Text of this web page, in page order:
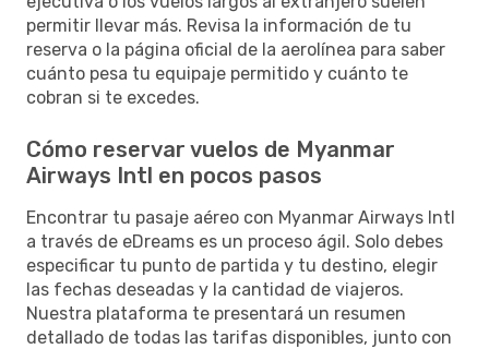
permitir llevar más. Revisa la información de tu
reserva o la página oficial de la aerolínea para saber
cuánto pesa tu equipaje permitido y cuánto te
cobran si te excedes.
Cómo reservar vuelos de Myanmar
Airways Intl en pocos pasos
Encontrar tu pasaje aéreo con Myanmar Airways Intl
a través de eDreams es un proceso ágil. Solo debes
especificar tu punto de partida y tu destino, elegir
las fechas deseadas y la cantidad de viajeros.
Nuestra plataforma te presentará un resumen
detallado de todas las tarifas disponibles, junto con